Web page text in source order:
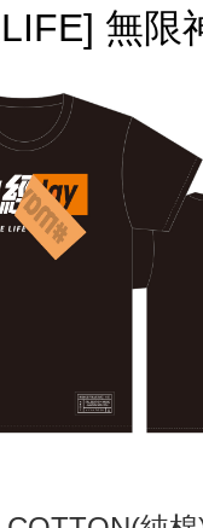
percuma
percuma
無限